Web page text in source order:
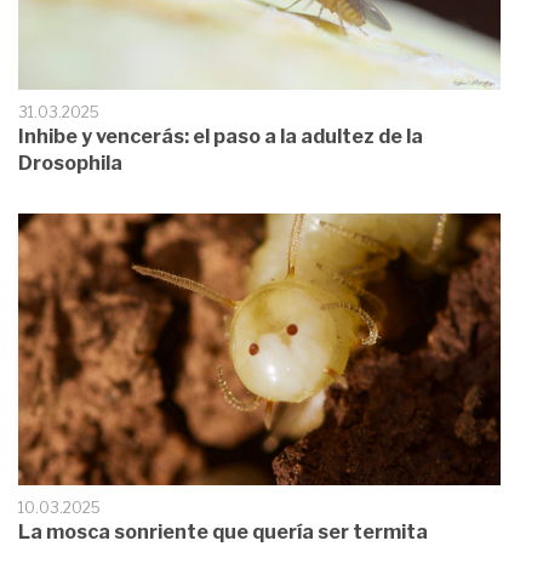
31.03.2025
Inhibe y vencerás: el paso a la adultez de la
Drosophila
10.03.2025
La mosca sonriente que quería ser termita